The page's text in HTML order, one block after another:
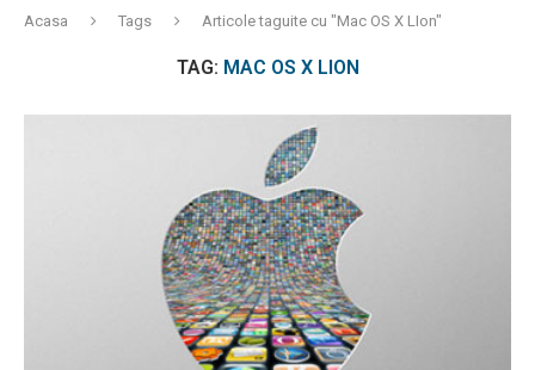
Acasa Tags Articole taguite cu "Mac OS X LIon"
TAG: MAC OS X LION